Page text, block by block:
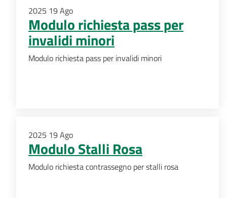
2025 19 Ago
Modulo richiesta pass per
invalidi minori
Modulo richiesta pass per invalidi minori
2025 19 Ago
Modulo Stalli Rosa
Modulo richiesta contrassegno per stalli rosa